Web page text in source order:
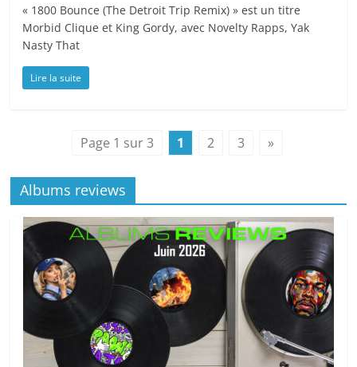
« 1800 Bounce (The Detroit Trip Remix) » est un titre
Morbid Clique et King Gordy, avec Novelty Rapps, Yak
Nasty That
Lire la suite
Page 1 sur 3 1 2 3 »
Albums reviews